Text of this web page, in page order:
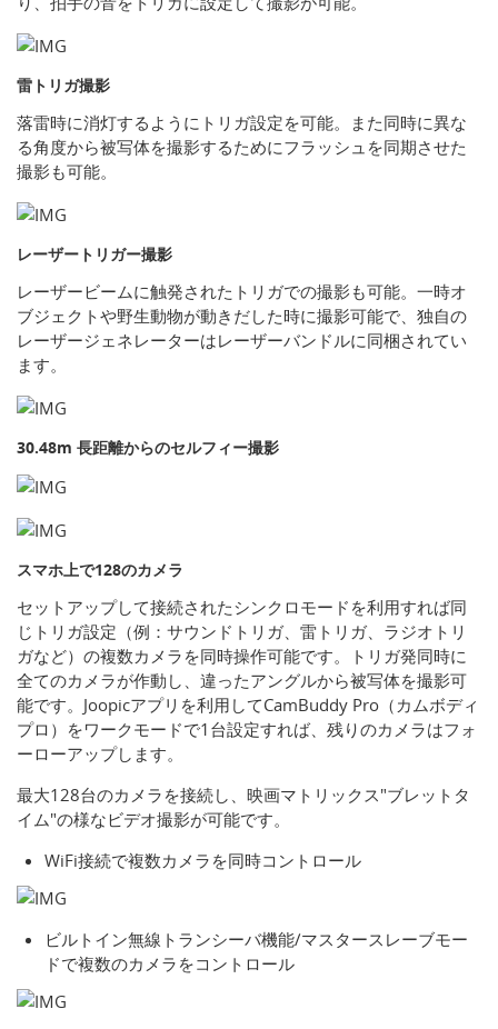
雷トリガ撮影
落雷時に消灯するようにトリガ設定を可能。また同時に異な
る角度から被写体を撮影するためにフラッシュを同期させた
撮影も可能。
レーザートリガー撮影
レーザービームに触発されたトリガでの撮影も可能。一時オ
ブジェクトや野生動物が動きだした時に撮影可能で、独自の
レーザージェネレーターはレーザーバンドルに同梱されてい
ます。
30.48m 長距離からのセルフィー撮影
スマホ上で128のカメラ
セットアップして接続されたシンクロモードを利用すれば同
じトリガ設定（例：サウンドトリガ、雷トリガ、ラジオトリ
ガなど）の複数カメラを同時操作可能です。トリガ発同時に
全てのカメラが作動し、違ったアングルから被写体を撮影可
能です。Joopicアプリを利用してCamBuddy Pro（カムボディ
プロ）をワークモードで1台設定すれば、残りのカメラはフォ
ーローアップします。
最大128台のカメラを接続し、映画マトリックス"ブレットタ
イム"の様なビデオ撮影が可能です。
WiFi接続で複数カメラを同時コントロール
ビルトイン無線トランシーバ機能/マスタースレーブモー
ドで複数のカメラをコントロール